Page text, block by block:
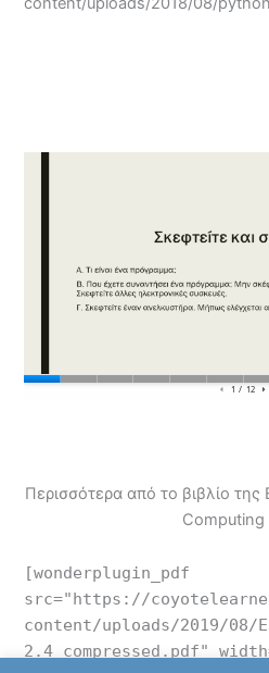
Περισσότερα από το βιβλίο της
Computing
[wonderplugin_pdf
src="https://
content/uploads/2019/08/
2.4_compressed.pdf"